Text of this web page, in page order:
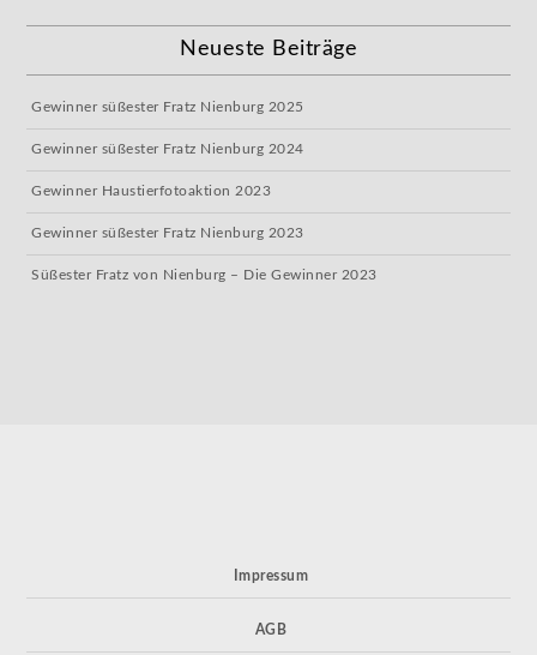
Neueste Beiträge
Gewinner süßester Fratz Nienburg 2025
Gewinner süßester Fratz Nienburg 2024
Gewinner Haustierfotoaktion 2023
Gewinner süßester Fratz Nienburg 2023
Süßester Fratz von Nienburg – Die Gewinner 2023
Impressum
AGB